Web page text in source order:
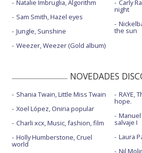
Natalie Imbruglia, Algorithm
Sam Smith, Hazel eyes
Jungle, Sunshine
Weezer, Weezer (Gold album)
Carly
night
the sun
NOVEDADES
Shania Twain, Little Miss Twain
Xoel López, Oniria popular
Charli xcx, Music, fashion, film
Holly Humberstone, Cruel
world
RAYE,
hope.
Manuel
salvaje I
Laura
Nil